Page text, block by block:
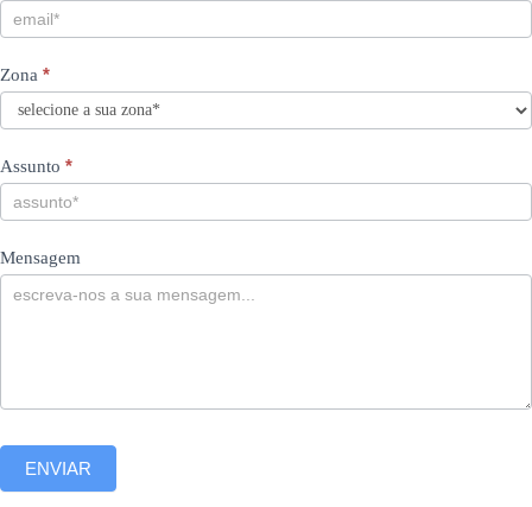
Zona *
Assunto *
Mensagem
ENVIAR